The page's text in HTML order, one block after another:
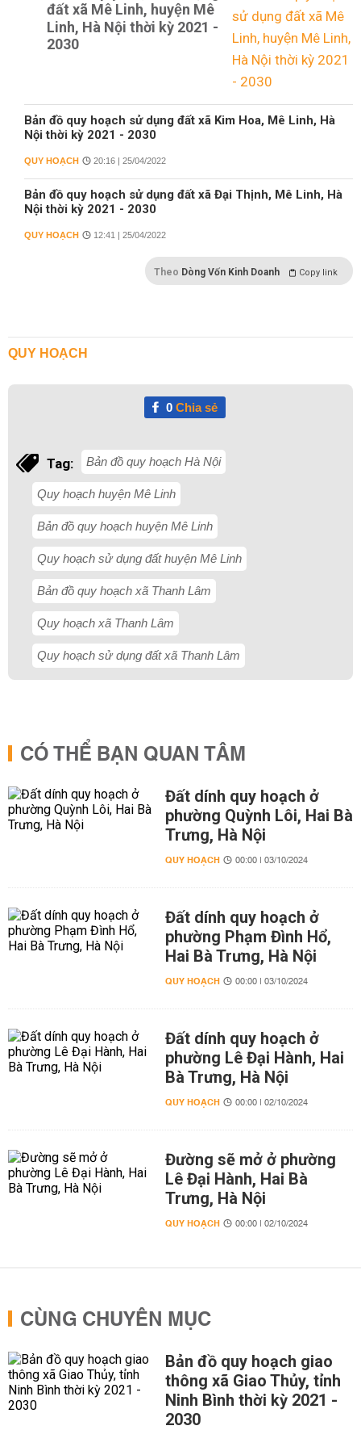
đất xã Mê Linh, huyện Mê
Linh, Hà Nội thời kỳ 2021 -
2030
Bản đồ quy hoạch sử dụng đất xã Kim Hoa, Mê Linh, Hà
Nội thời kỳ 2021 - 2030
QUY HOẠCH 20:16 | 25/04/2022
Bản đồ quy hoạch sử dụng đất xã Đại Thịnh, Mê Linh, Hà
Nội thời kỳ 2021 - 2030
QUY HOẠCH 12:41 | 25/04/2022
Theo Dòng Vốn Kinh Doanh Copy link
QUY HOẠCH
0Chia sẻ
Tag: Bản đồ quy hoạch Hà Nội
Quy hoạch huyện Mê Linh
Bản đồ quy hoạch huyện Mê Linh
Quy hoạch sử dụng đất huyện Mê Linh
Bản đồ quy hoạch xã Thanh Lâm
Quy hoạch xã Thanh Lâm
Quy hoạch sử dụng đất xã Thanh Lâm
CÓ THỂ BẠN QUAN TÂM
Đất dính quy hoạch ở
phường Quỳnh Lôi, Hai Bà
Trưng, Hà Nội
QUY HOẠCH 00:00 | 03/10/2024
Đất dính quy hoạch ở
phường Phạm Đình Hổ,
Hai Bà Trưng, Hà Nội
QUY HOẠCH 00:00 | 03/10/2024
Đất dính quy hoạch ở
phường Lê Đại Hành, Hai
Bà Trưng, Hà Nội
QUY HOẠCH 00:00 | 02/10/2024
Đường sẽ mở ở phường
Lê Đại Hành, Hai Bà
Trưng, Hà Nội
QUY HOẠCH 00:00 | 02/10/2024
CÙNG CHUYÊN MỤC
Bản đồ quy hoạch giao
thông xã Giao Thủy, tỉnh
Ninh Bình thời kỳ 2021 -
2030